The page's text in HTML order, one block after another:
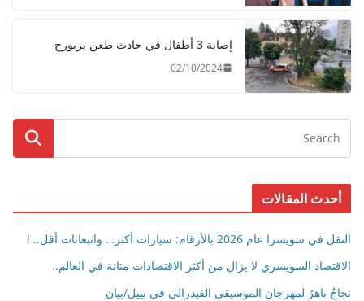
إصابة 3 أطفال في حادث طعن بزيورخ
02/10/2024
أحدث المقالات
النقل في سويسرا عام 2026 بالأرقام: سيارات أكثر… وانبعاثات أقل.. !
الاقتصاد السويسري لا يزال من أكثر الاقتصادات متانة في العالم..
نجاحٌ باهرٌ لمهرجان الموسيقى الفيدرالي في بييل/بيان